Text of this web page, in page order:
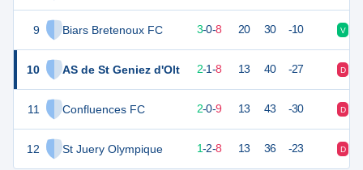
9 Biars Bretenoux FC
10 AS de St Geniez d'Olt
11 Confluences FC
12 St Juery Olympique
9 3-0-8 20 30 -10 V
7 11 2-1-8 13 40 -27 D
2-0-9 13 43 -30 D
4 1-2-8 13 36 -23 D